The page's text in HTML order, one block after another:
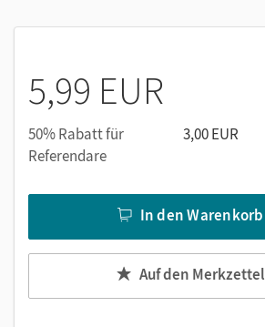
5,99 EUR
50% Rabatt für
Referendare
3,00 EUR
In den Warenkorb
Auf den Merkzettel